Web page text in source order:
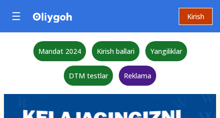
Kirish
Mandat 2024 Kirish ballari Yangiliklar
DTM testlar Reklama